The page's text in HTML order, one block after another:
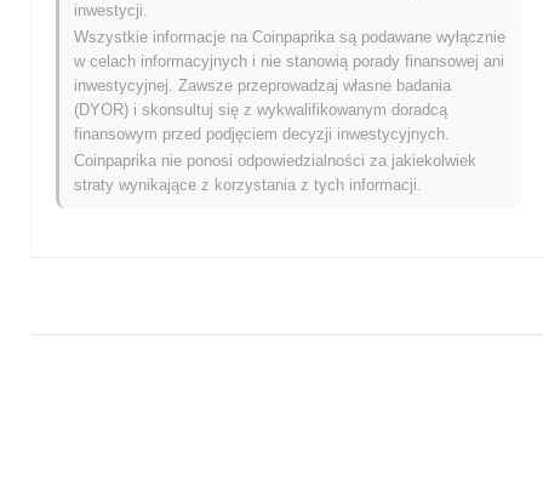
Gameplay Galaxy jest obecnie notowany
swojego ATH .
Jak Gameplay Galaxy radzi sobie w porównaniu z
szerszym rynkiem kryptowalut?
W ciągu ostatnich 7 dni Gameplay Galaxy zyskał0.00%,
osiągając gorsze wyniki niż ogólny rynek kryptowalut który
odnotował wzrost o
inwestycji.
Wszystkie informacje na Coinpaprika są podawane wyłącznie
w celach informacyjnych i nie stanowią porady finansowej ani
inwestycyjnej. Zawsze przeprowadzaj własne badania
(DYOR) i skonsultuj się z wykwalifikowanym doradcą
finansowym przed podjęciem decyzji inwestycyjnych.
Coinpaprika nie ponosi odpowiedzialności za jakiekolwiek
straty wynikające z korzystania z tych informacji.